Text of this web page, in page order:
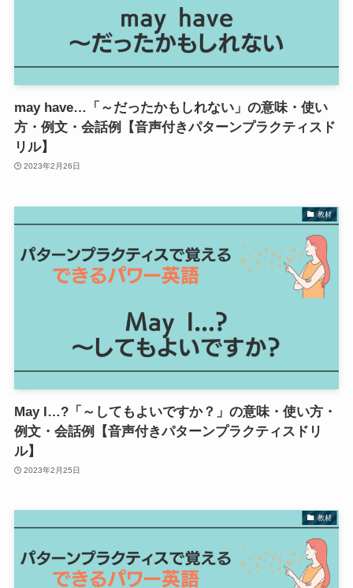
may have…「～だったかもしれない」の意味・使い
方・例文・会話例【音声付きパターンプラクティスド
リル】
2023年2月26日
教材
May I…?「～してもよいですか？」の意味・使い方・
例文・会話例【音声付きパターンプラクティスドリ
ル】
2023年2月25日
教材